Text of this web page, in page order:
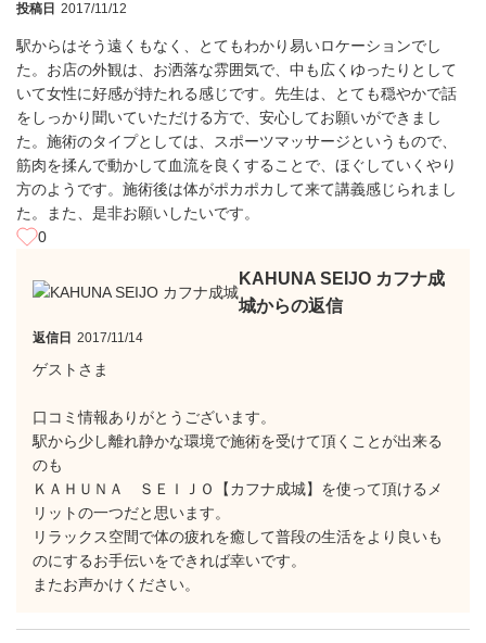
投稿日 2017/11/12
駅からはそう遠くもなく、とてもわかり易いロケーションでし
た。お店の外観は、お洒落な雰囲気で、中も広くゆったりとして
いて女性に好感が持たれる感じです。先生は、とても穏やかで話
をしっかり聞いていただける方で、安心してお願いができまし
た。施術のタイプとしては、スポーツマッサージというもので、
筋肉を揉んで動かして血流を良くすることで、ほぐしていくやり
方のようです。施術後は体がポカポカして来て講義感じられまし
た。また、是非お願いしたいです。
0
KAHUNA SEIJO カフナ成
城からの返信
返信日 2017/11/14
ゲストさま
口コミ情報ありがとうございます。
駅から少し離れ静かな環境で施術を受けて頂くことが出来る
のも
ＫＡＨＵＮＡ ＳＥＩＪＯ【カフナ成城】を使って頂けるメ
リットの一つだと思います。
リラックス空間で体の疲れを癒して普段の生活をより良いも
のにするお手伝いをできれば幸いです。
またお声かけください。